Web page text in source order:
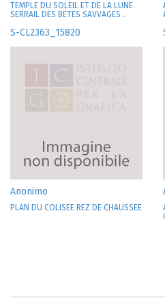
TEMPLE DU SOLEIL ET DE LA LUNE
SERRAIL DES BETES SAVVAGES ..
S-CL2363_15820
Anonimo
PLAN DU COLISEE REZ DE CHAUSSEE